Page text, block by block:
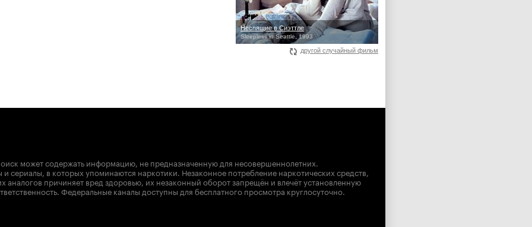
Неспящие в Сиэттле
Sleepless in Seattle, 1993
другой случайный фильм
может содержать информацию, не предназначенную для несовершеннолетних.
сериалы, в которых упоминаются наркотики. Незаконное потребление наркотических средств,
аналогов причиняет вред здоровью, их незаконный оборот запрещён и влечёт установленную
Федеральные каналы доступны для бесплатного просмотра круглосуточно.